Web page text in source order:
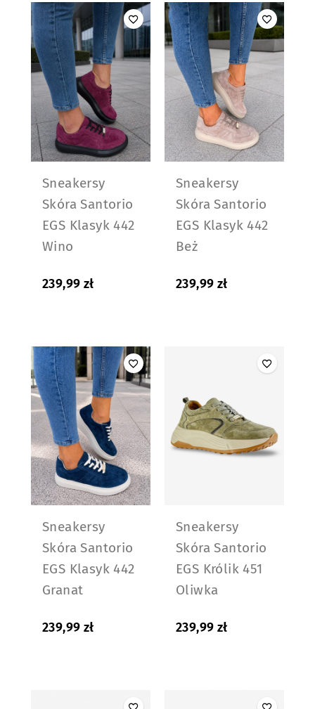
Sneakersy
Skóra Santorio
EGS Klasyk 442
Wino
239,99 zł
Sneakersy
Skóra Santorio
EGS Klasyk 442
Beż
239,99 zł
Sneakersy
Skóra Santorio
EGS Klasyk 442
Granat
239,99 zł
Sneakersy
Skóra Santorio
EGS Królik 451
Oliwka
239,99 zł